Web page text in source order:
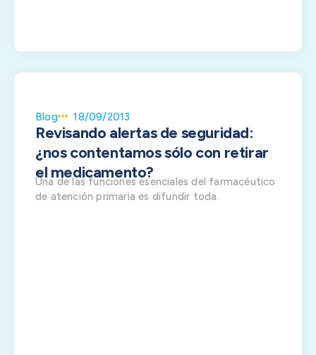
Blog 18/09/2013
Revisando alertas de seguridad:
¿nos contentamos sólo con retirar
el medicamento?
Una de las funciones esenciales del farmacéutico
de atención primaria es difundir toda.